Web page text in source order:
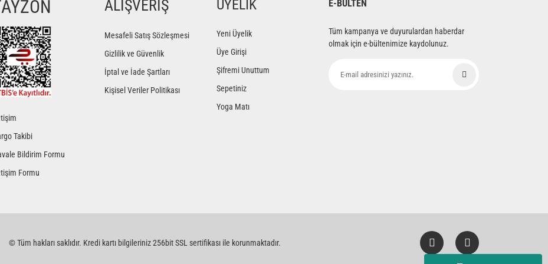
Yorum Yaz
Takibi
Bildirim Formu
Formu
ALIŞVERİŞ
Mesafeli Satış Sözleşmesi
Gizlilik ve Güvenlik
İptal ve İade Şartları
Kişisel Veriler Politikası
ÜYELİK
Yeni Üyelik
Üye Girişi
Şifremi Unuttum
Sepetiniz
Yoga Matı
E-BÜLTEN
Tüm kampanya ve duyurulardan haberdar
olmak için e-bültenimize kaydolunuz.
© Tüm hakları saklıdır. Kredi kartı bilgileriniz 256bit SSL sertifikası ile korunmaktadır.